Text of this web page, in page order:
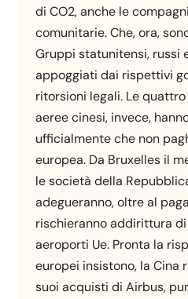
di CO2, anche le
comunitarie. Che, ora,
Gruppi statunitensi, russi
appoggiati dai rispettivi
ritorsioni legali. Le
aeree cinesi, invece,
ufficialmente che non
europea. Da Bruxelles il
le società della
adegueranno, oltre al
rischieranno addirittura
aeroporti Ue. Pronta la
europei insistono, la Cina
suoi acquisti di Airbus,